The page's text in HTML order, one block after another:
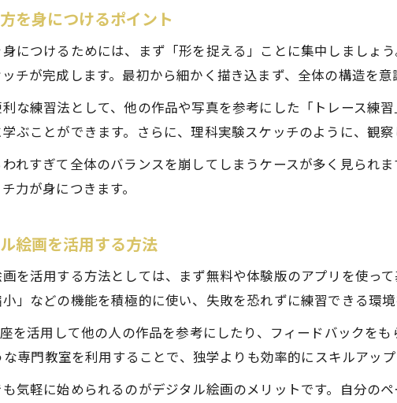
を身につけるポイント
につけるためには、まず「形を捉える」ことに集中しましょ
チが完成します。最初から細かく描き込まず、全体の構造を意
な練習法として、他の作品や写真を参考にした「トレース練
ぶことができます。さらに、理科実験スケッチのように、観
れすぎて全体のバランスを崩してしまうケースが多く見られ
力が身につきます。
絵画を活用する方法
を活用する方法としては、まず無料や体験版のアプリを使っ
」などの機能を積極的に使い、失敗を恐れずに練習できる環境
を活用して他の人の作品を参考にしたり、フィードバックを
専門教室を利用することで、独学よりも効率的にスキルアップ
気軽に始められるのがデジタル絵画のメリットです。自分の